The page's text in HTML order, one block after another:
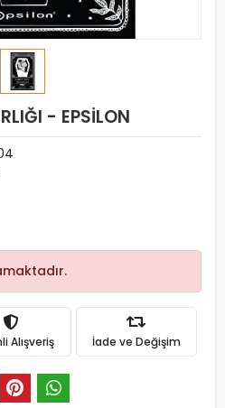
- EPSİLON
Alışveriş İade ve Değişim